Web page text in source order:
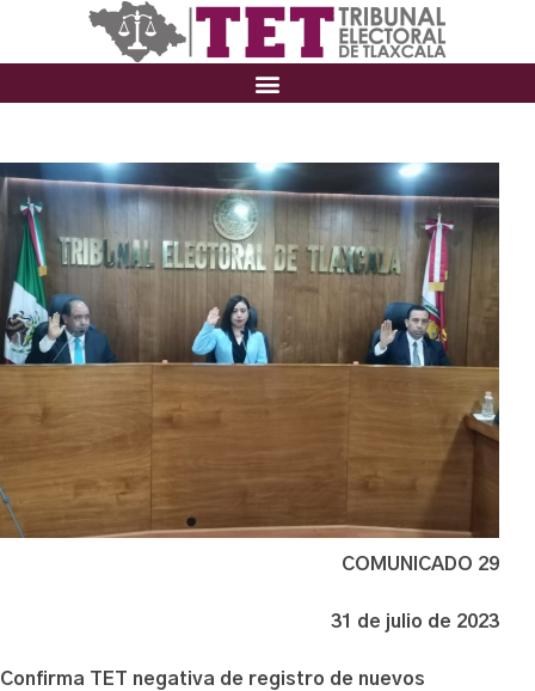
COMUNICADO 29
31 de julio de 2023
Confirma TET negativa de registro de nuevos